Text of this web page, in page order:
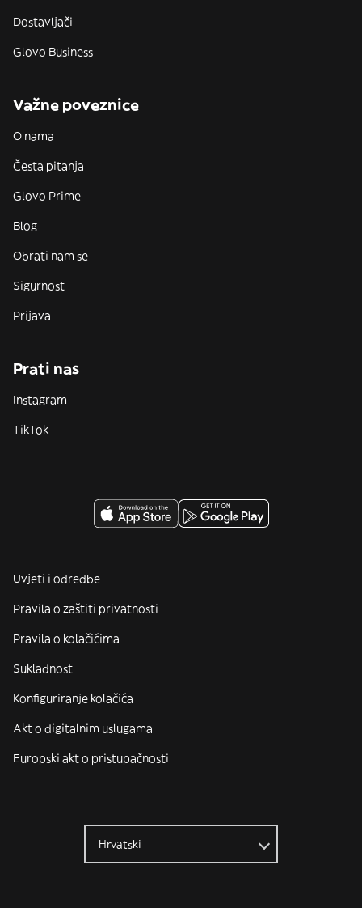
Dostavljači
Glovo Business
Važne poveznice
O nama
Česta pitanja
Glovo Prime
Blog
Obrati nam se
Sigurnost
Prijava
Prati nas
Instagram
TikTok
Uvjeti i odredbe
Pravila o zaštiti privatnosti
Pravila o kolačićima
Sukladnost
Konfiguriranje kolačića
Akt o digitalnim uslugama
Europski akt o pristupačnosti